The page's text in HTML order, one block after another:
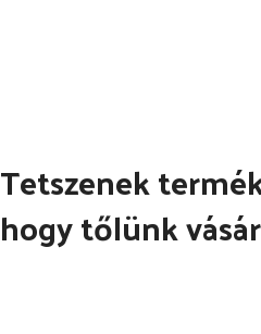
Tetszenek
hogy tőlünk